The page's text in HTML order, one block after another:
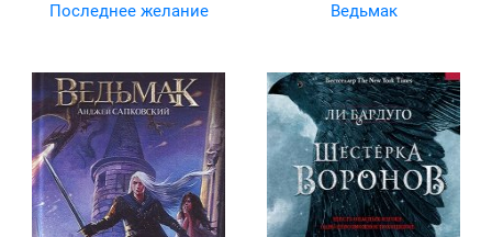
Последнее желание
Ведьмак